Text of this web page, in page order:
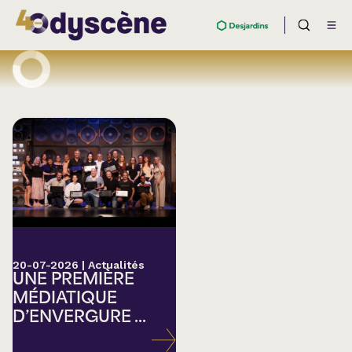
20-07-2026 | Actualités
UNE PREMIÈRE
MÉDIATIQUE
D’ENVERGURE ...